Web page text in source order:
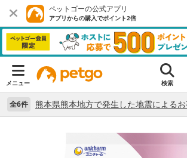
ペットゴーの公式アプリ
アプリからの購入でポイント2倍
メニュー 検索
全6件